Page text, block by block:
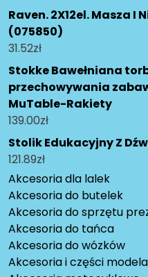
Raven. 2X12el. Masza I
(075850)
31.52zł
Stokke Bawełniana
przechowywania
MuTable-Rakiety
139.00zł
Stolik Edukacyjny Z
121.89zł
Akcesoria dla lalek
Akcesoria do butelek
Akcesoria do sprzętu
Akcesoria do tańca
Akcesoria do wózków
Akcesoria i części